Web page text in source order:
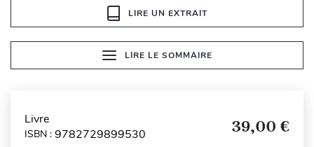
LIRE UN EXTRAIT
LIRE LE SOMMAIRE
Livre
ISBN : 9782729899530 39,00 €